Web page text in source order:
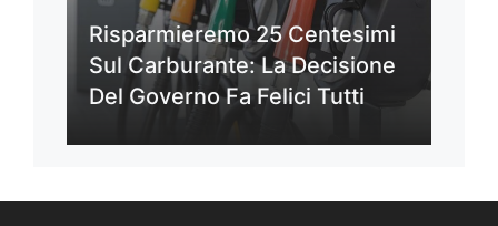
Risparmieremo 25 Centesimi
Sul Carburante: La Decisione
Del Governo Fa Felici Tutti